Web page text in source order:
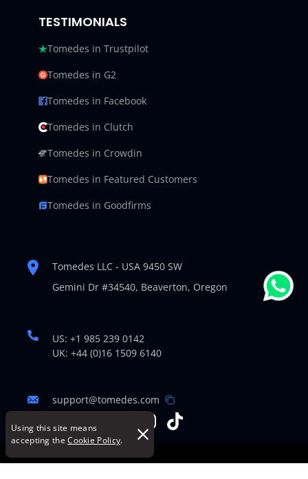
Using this site means
accepting the Cookie Policy.
TESTIMONIALS
Tomedes in Trustpilot
Tomedes in G2
Tomedes in Facebook
Tomedes in Clutch
Tomedes in Crowdin
Tomedes in Featured Customers
Tomedes in Goodfirms
Tomedes LLC - USA 9450 SW
Gemini Dr #34540, Beaverton, Oregon
US: +1 985 239 0142
UK: +44 (0)16 1509 6140
support@tomedes.com